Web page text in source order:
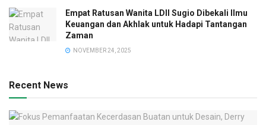
Empat Ratusan Wanita LDII Sugio Dibekali Ilmu
Keuangan dan Akhlak untuk Hadapi Tantangan
Zaman
NOVEMBER 24, 2025
Recent News